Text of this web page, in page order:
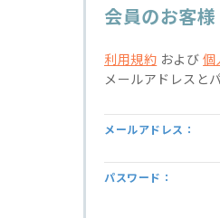
会員のお客様
利用規約 および個
メールアドレスと
メールアドレス：
パスワード：